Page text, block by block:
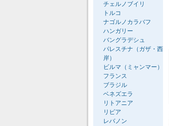
チェルノブイリ
トルコ
ナゴルノカラバフ
ハンガリー
バングラデシュ
パレスチナ（ガザ・西
岸）
ビルマ（ミャンマー）
フランス
ブラジル
ベネズエラ
リトアニア
リビア
レバノン